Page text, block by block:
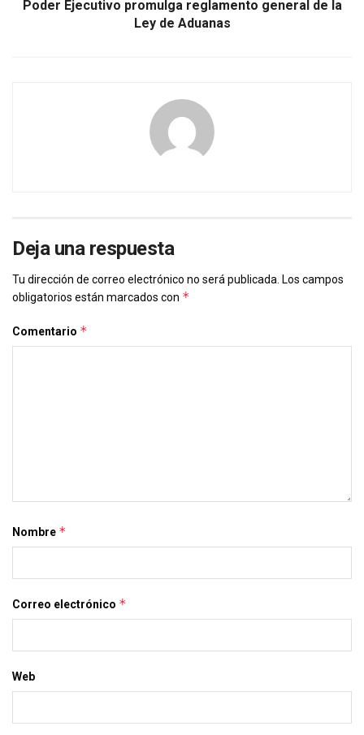
Poder Ejecutivo promulga reglamento general de la
Ley de Aduanas
Deja una respuesta
Tu dirección de correo electrónico no será publicada. Los campos
obligatorios están marcados con *
Comentario *
Nombre *
Correo electrónico *
Web